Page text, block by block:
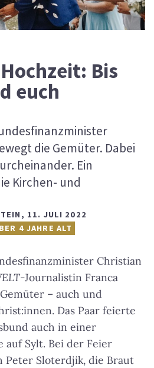
Bis
euch
die Gemüter. Dabei
Ein
Kirchen- und
, 11. JULI 2022
4 JAHRE ALT
Christian
-Journalistin Franca
– auch und
Das Paar feierte
auch in einer
auf Sylt. Bei der Feier
Peter Sloterdjik, die Braut